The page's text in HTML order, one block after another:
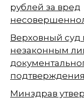
рублей за вред
Верховный суд
незаконным
Минздрав